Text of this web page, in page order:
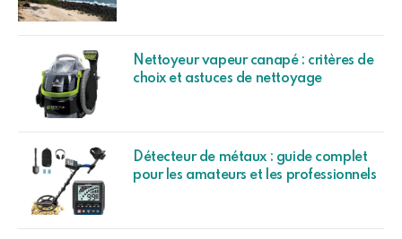
Nettoyeur vapeur canapé : critères de
choix et astuces de nettoyage
Détecteur de métaux : guide complet
pour les amateurs et les professionnels